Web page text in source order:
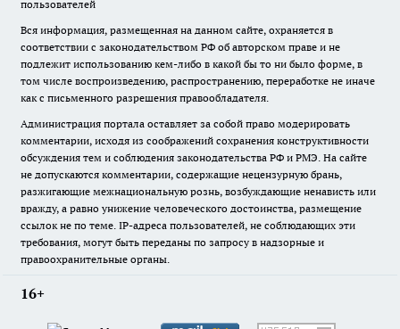
пользователей
Вся информация, размещенная на данном сайте, охраняется в
соответствии с законодательством РФ об авторском праве и не
подлежит использованию кем-либо в какой бы то ни было форме, в
том числе воспроизведению, распространению, переработке не иначе
как с письменного разрешения правообладателя.
Администрация портала оставляет за собой право модерировать
комментарии, исходя из соображений сохранения конструктивности
обсуждения тем и соблюдения законодательства РФ и РМЭ. На сайте
не допускаются комментарии, содержащие нецензурную брань,
разжигающие межнациональную рознь, возбуждающие ненависть или
вражду, а равно унижение человеческого достоинства, размещение
ссылок не по теме. IP-адреса пользователей, не соблюдающих эти
требования, могут быть переданы по запросу в надзорные и
правоохранительные органы.
16+